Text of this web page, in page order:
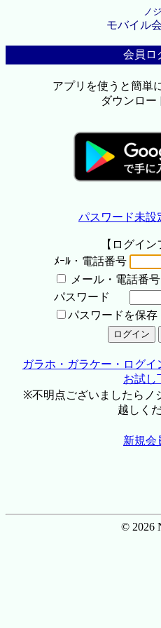
ノ
モバイル
会員ロ
アプリを使うと簡単
ダウンロー
パスワード未設
【ログイン
ﾒｰﾙ・電話番号
メール・電話番
パスワード
パスワードを保存
ガラホ・ガラケー・ログ
お試し
※不明点ございましたらノ
越しく
新規会
© 2026